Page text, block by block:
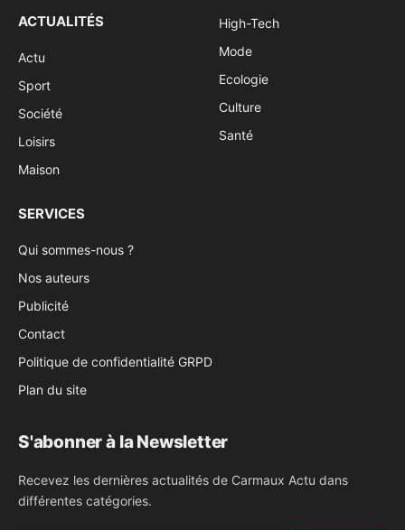
ACTUALITÉS
Actu
Sport
Société
Loisirs
Maison
High-Tech
Mode
Ecologie
Culture
Santé
SERVICES
Qui sommes-nous ?
Nos auteurs
Publicité
Contact
Politique de confidentialité GRPD
Plan du site
S'abonner à la Newsletter
Recevez les dernières actualités de Carmaux Actu dans
différentes catégories.